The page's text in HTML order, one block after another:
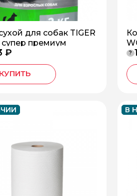
для собак TIGER
супер премиум
₽
КУПИТЬ
?
В